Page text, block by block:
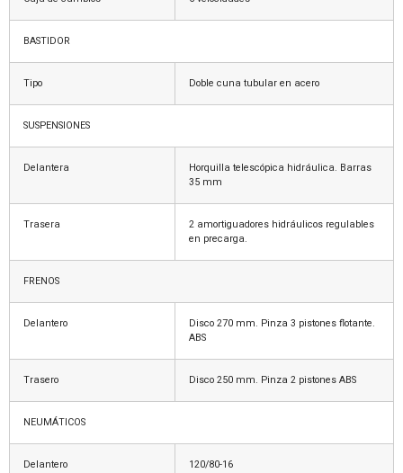
BASTIDOR
Tipo Doble cuna tubular en acero
SUSPENSIONES
Delantera
Horquilla telescópica hidráulica. Barras
35 mm
Trasera
2 amortiguadores hidráulicos regulables
en precarga.
FRENOS
Delantero
Disco 270 mm. Pinza 3 pistones flotante.
ABS
Trasero Disco 250 mm. Pinza 2 pistones ABS
NEUMÁTICOS
Delantero 120/80-16